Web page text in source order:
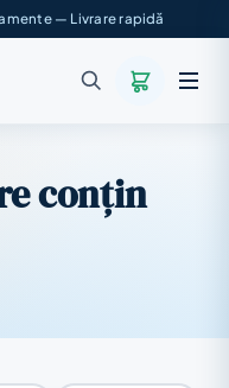
— Livrare rapidă
conțin